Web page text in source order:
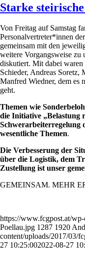
Starke
Von Freitag auf Samstag
Personalvertreter*innen
gemeinsam mit den
weitere Vorgangsweise zu
diskutiert. Mit dabei waren
Schieder, Andreas
Manfred Wiedner, dem es
geht.
Themen wie
die Initiative „Belastung
Schwerarbeiterregelung
wesentliche Themen.
Die Verbesserung der
über die Logistik, dem
Zustellung ist unser
GEMEINSAM. MEHR
https://www.fcgpost.at/
Poellau.jpg 1287 1920
content/uploads/2017/03/
27 10:25:002022-08-27